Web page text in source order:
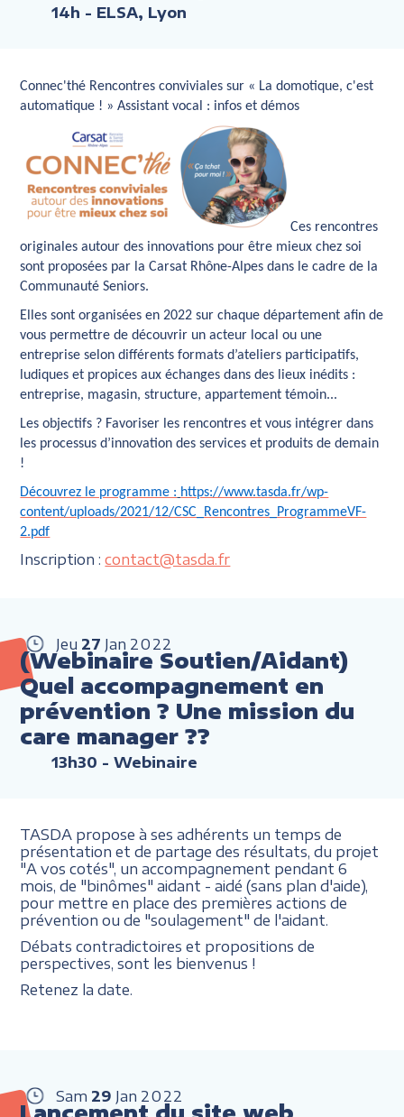
14h - ELSA, Lyon
Connec'thé Rencontres conviviales sur « La domotique, c'est
automatique ! » Assistant vocal : infos et démos
Ces rencontres
originales autour des innovations pour être mieux chez soi
sont proposées par la Carsat Rhône-Alpes dans le cadre de la
Communauté Seniors.
Elles sont organisées en 2022 sur chaque département afin de
vous permettre de découvrir un acteur local ou une
entreprise selon différents formats d’ateliers participatifs,
ludiques et propices aux échanges dans des lieux inédits :
entreprise, magasin, structure, appartement témoin...
Les objectifs ? Favoriser les rencontres et vous intégrer dans
les processus d’innovation des services et produits de demain
!
Découvrez le programme : https://www.tasda.fr/wp-
content/uploads/2021/12/CSC_Rencontres_ProgrammeVF-
2.pdf
Inscription :contact@tasda.fr
Jeu 27 Jan 2022
(Webinaire Soutien/Aidant)
Quel accompagnement en
prévention ? Une mission du
care manager ??
13h30 - Webinaire
TASDA propose à ses adhérents un temps de
présentation et de partage des résultats, du projet
"A vos cotés", un accompagnement pendant 6
mois, de "binômes" aidant - aidé (sans plan d'aide),
pour mettre en place des premières actions de
prévention ou de "soulagement" de l'aidant.
Débats contradictoires et propositions de
perspectives, sont les bienvenus !
Retenez la date.
Sam 29 Jan 2022